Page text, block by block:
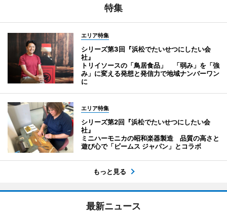
特集
エリア特集
シリーズ第3回『浜松でたいせつにしたい会
社』
トリイソースの「鳥居食品」 「弱み」を「強
み」に変える発想と発信力で地域ナンバーワン
に
エリア特集
シリーズ第2回『浜松でたいせつにしたい会
社』
ミニハーモニカの昭和楽器製造 品質の高さと
遊び心で「ビームス ジャパン」とコラボ
もっと見る
最新ニュース